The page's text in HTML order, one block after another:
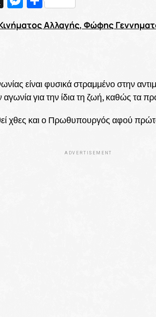
Αλλαγής, Φώφης
είναι φυσικά στραμμένο στην
για την ίδια τη ζωή, καθώς τα
χθες και ο Πρωθυπουργός αφού
ADVERTISEMENT